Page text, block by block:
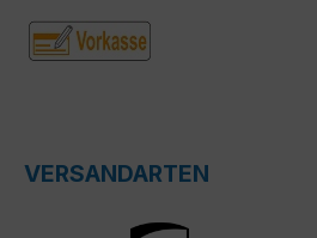
VERSANDARTEN